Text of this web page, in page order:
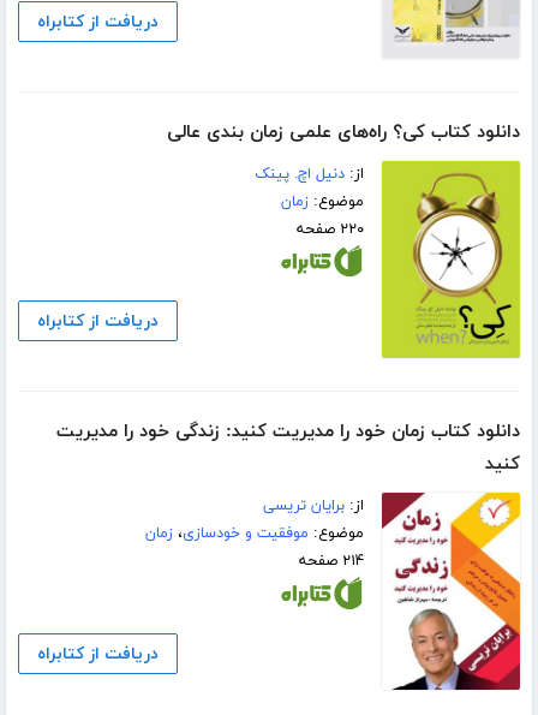
دریافت از کتابراه
دانلود کتاب کی؟ راه‌های علمی زمان بندی عالی
از:دنیل اچ. پینک
موضوع:زمان
۲۲۰ صفحه
دریافت از کتابراه
دانلود کتاب زمان خود را مدیریت کنید: زندگی خود را مدیریت
کنید
از:برایان تریسی
موضوع: موفقیت و خودسازی،زمان
۲۱۴ صفحه
دریافت از کتابراه